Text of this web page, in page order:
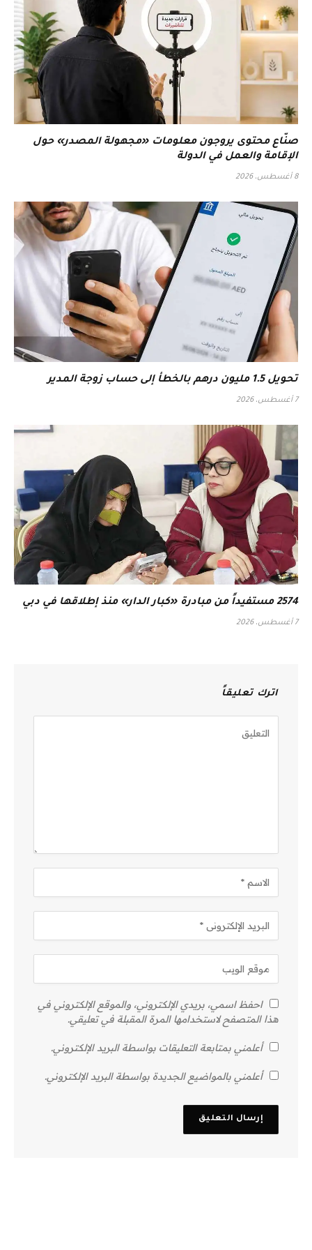
صنّاع محتوى يروجون معلومات «مجهولة المصدر» حول
الإقامة والعمل في الدولة
8 أغسطس، 2026
تحويل 1.5 مليون درهم بالخطأ إلى حساب زوجة المدير
7 أغسطس، 2026
2574 مستفيداً من مبادرة «كبار الدار» منذ إطلاقها في دبي
7 أغسطس، 2026
اترك تعليقاً
احفظ اسمي، بريدي الإلكتروني، والموقع الإلكتروني في
هذا المتصفح لاستخدامها المرة المقبلة في تعليقي.
أعلمني بمتابعة التعليقات بواسطة البريد الإلكتروني.
أعلمني بالمواضيع الجديدة بواسطة البريد الإلكتروني.